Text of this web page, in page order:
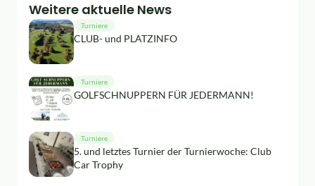
Weitere aktuelle News
Turniere
CLUB- und PLATZINFO
Turniere
GOLFSCHNUPPERN FÜR JEDERMANN!
Turniere
5. und letztes Turnier der Turnierwoche: Club
Car Trophy